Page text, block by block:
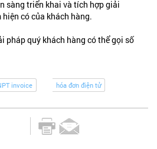
sàng triển khai và tích hợp giải
có của khách hàng.
pháp quý khách hàng có thể gọi số
invoice hóa đơn điện tử